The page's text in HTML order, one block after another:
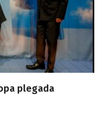
plegada